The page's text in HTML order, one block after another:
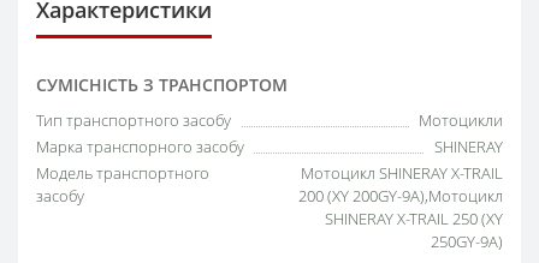
Характеристики
СУМІСНІСТЬ З ТРАНСПОРТОМ
Тип транспортного засобу
Мотоцикли
Марка транспорного засобу
SHINERAY
Модель транспортного
засобу
Мотоцикл SHINERAY X-TRAIL
200 (XY 200GY-9A),Мотоцикл
SHINERAY X-TRAIL 250 (XY
250GY-9A)